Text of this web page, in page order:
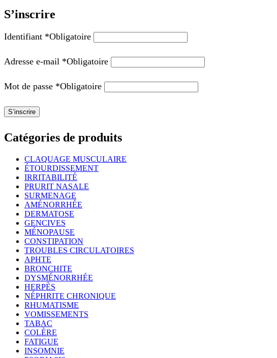
S’inscrire
Identifiant *Obligatoire
Adresse e-mail *Obligatoire
Mot de passe *Obligatoire
S’inscrire
Catégories de produits
CLAQUAGE MUSCULAIRE
ÉTOURDISSEMENT
IRRITABILITÉ
PRURIT NASALE
SURMENAGE
AMÉNORRHÉE
DERMATOSE
GENCIVES
MÉNOPAUSE
CONSTIPATION
TROUBLES CIRCULATOIRES
APHTE
BRONCHITE
DYSMÉNORRHÉE
HERPÈS
NÉPHRITE CHRONIQUE
RHUMATISME
VOMISSEMENTS
TABAC
COLÈRE
FATIGUE
INSOMNIE